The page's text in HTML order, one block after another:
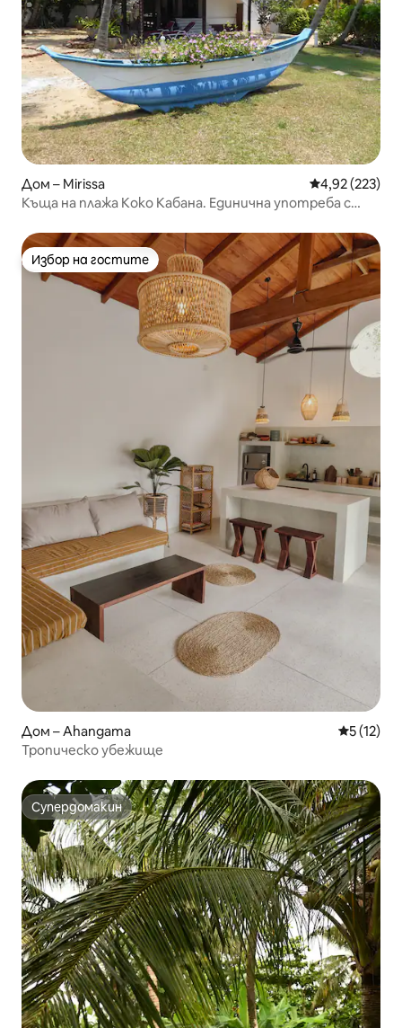
Дом – Mirissa Средна
4,92 (223)
Къща на плажа Коко Кабана. Единична употреба с
Избор на гостите
Избор на гостите
Дом – Ahangama Средна
5 (12)
Тропическо убежище
Супердомакин
Супердомакин